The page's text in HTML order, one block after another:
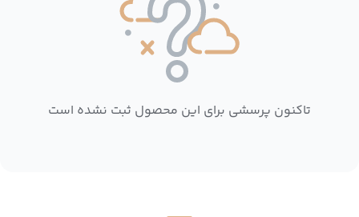
تاکنون پرسشی برای این محصول ثبت نشده است